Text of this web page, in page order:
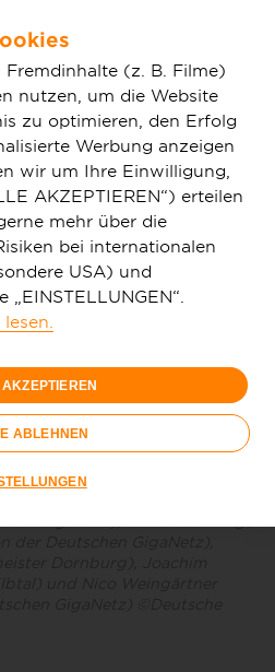
in Dornburg und Elbtal
(z. B. Filme)
nutzen, um die Website
zu optimieren, den Erfolg
Werbung anzeigen
wir um Ihre Einwilligung,
AKZEPTIEREN“) erteilen
mehr über die
bei internationalen
USA) und
ABLEHNEN